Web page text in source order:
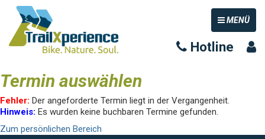
TOGGLE
MENÜ
Hotline
Termin auswählen
Fehler: Der angeforderte Termin liegt in der Vergangenheit.
Hinweis: Es wurden keine buchbaren Termine gefunden.
Zum persönlichen Bereich